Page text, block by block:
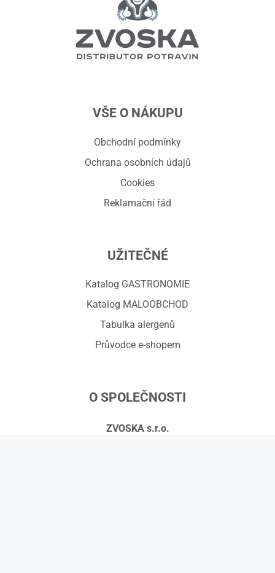
VŠE O NÁKUPU
Obchodní podmínky
Ochrana osobních údajů
Cookies
Reklamační řád
UŽITEČNÉ
Katalog GASTRONOMIE
Katalog MALOOBCHOD
Tabulka alergenů
Průvodce e-shopem
O SPOLEČNOSTI
ZVOSKA s.r.o.